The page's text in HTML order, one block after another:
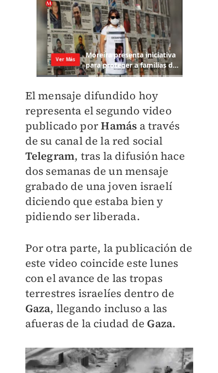
El mensaje difundido hoy
representa el segundo video
publicado porHamás a través
de su canal de la red social
Telegram, tras la difusión hace
dos semanas de un mensaje
grabado de una joven israelí
diciendo que estaba bien y
pidiendo ser liberada.
Por otra parte, la publicación de
este video coincide este lunes
con el avance de las tropas
terrestres israelíes dentro de
Gaza, llegando incluso a las
afueras de la ciudad de Gaza.